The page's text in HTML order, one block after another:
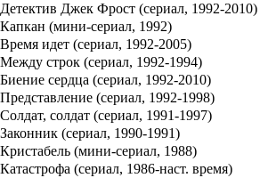
Детектив Джек Фрост (сериал, 1992-2010)
Капкан (мини-сериал, 1992)
Время идет (сериал, 1992-2005)
Между строк (сериал, 1992-1994)
Биение сердца (сериал, 1992-2010)
Представление (сериал, 1992-1998)
Солдат, солдат (сериал, 1991-1997)
Законник (сериал, 1990-1991)
Кристабель (мини-сериал, 1988)
Катастрофа (сериал, 1986-наст. время)